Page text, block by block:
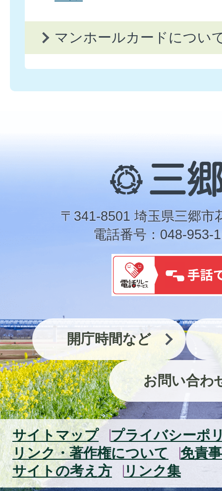
マンホールカードについ
三
郷
市
〒341-8501 埼玉県三郷市
電話番号：048-953-
開庁時間など
お問い合わ
サイトマップ
プライバシーポ
リンク・著作権について
免責
サイトの考え方
リンク集